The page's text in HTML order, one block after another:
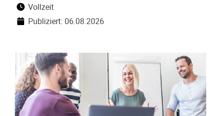
Vollzeit
Publiziert: 06.08.2026